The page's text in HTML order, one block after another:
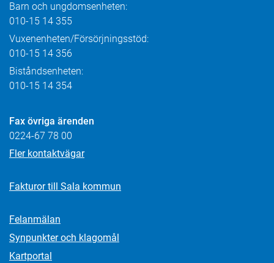
Barn och ungdomsenheten:
010-15 14 355
Vuxenenheten/Försörjningsstöd:
010-15 14 356
Biståndsenheten:
010-15 14 354
Fax övriga ärenden
0224-67 78 00
Fler kontaktvägar
Fakturor till Sala kommun
Felanmälan
Synpunkter och klagomål
Kartportal